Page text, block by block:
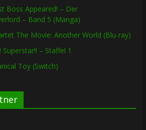
Boss Appeared! – Der
– Band 5 (Manga)
The Movie: Another World (Blu-ray)
– Staffel 1
Toy (Switch)